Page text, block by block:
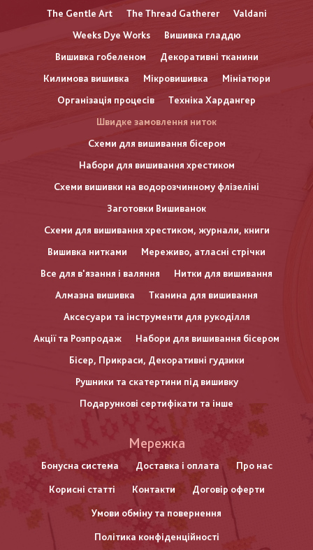
The Gentle Art
The Thread Gatherer
Valdani
Weeks Dye Works
Вишивка гладдю
Вишивка гобеленом
Декоративні тканини
Килимова вишивка
Мікровишивка
Мініатюри
Організація процесів
Техніка Хардангер
Швидке замовлення ниток
Схеми для вишивання бісером
Набори для вишивання хрестиком
Схеми вишивки на водорозчинному флізеліні
Заготовки Вишиванок
Схеми для вишивання хрестиком, журнали, книги
Вишивка нитками
Мереживо, атласні стрічки
Все для в'язання і валяння
Нитки для вишивання
Алмазна вишивка
Тканина для вишивання
Аксесуари та інструменти для рукоділля
Акції та Розпродаж
Набори для вишивання бісером
Бісер, Прикраси, Декоративні гудзики
Рушники та скатертини під вишивку
Подарункові сертифікати та інше
нижнього
колонтитулу
Мережка
Бонусна система Доставка і оплата Про нас
Корисні статті Контакти Договір оферти
Умови обміну та повернення
Політика конфіденційності